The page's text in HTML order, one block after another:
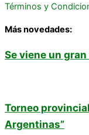
Términos y
Más novedades:
Se viene un
Torneo
Argentinas”